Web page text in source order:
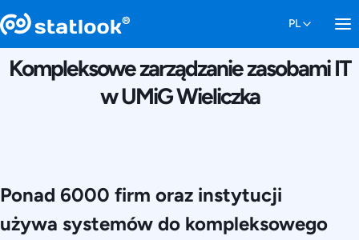
7 GRUDNIA 2014
Kompleksowe zarządzanie zasobami IT
w UMiG Wieliczka
Ponad 6000 firm oraz instytucji
używa systemów do kompleksowego